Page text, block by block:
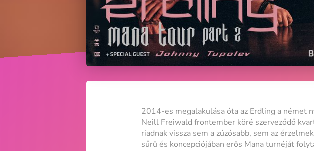
2014-es megalakulása óta az Erdling a német
Neill Freiwald frontember köré szerveződő
riadnak vissza sem a zúzósabb, sem az
sűrű és koncepciójában erős Mana turnéját